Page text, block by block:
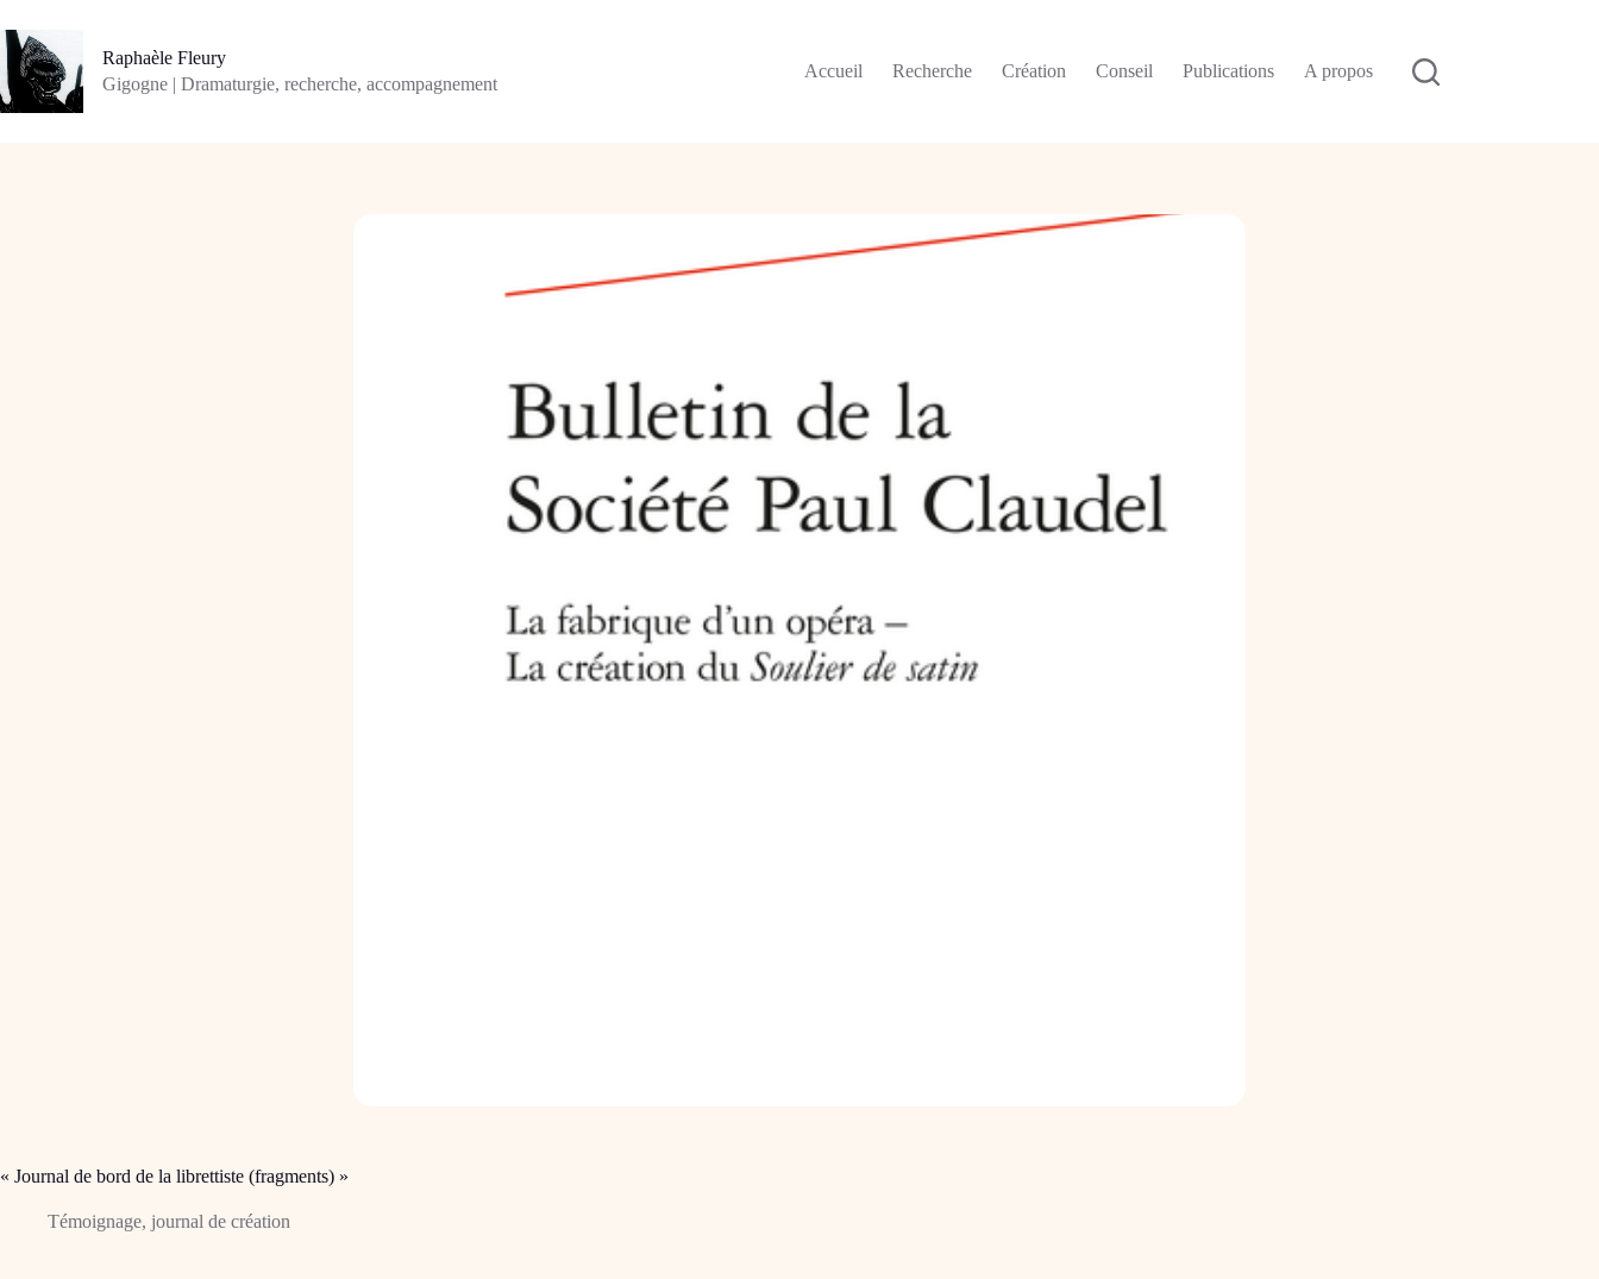
au
contenu
Raphaèle Fleury
Gigogne | Dramaturgie, recherche, accompagnement
Accueil Recherche Création Conseil Publications A propos
« Journal de bord de la librettiste (fragments) »
Témoignage, journal de création